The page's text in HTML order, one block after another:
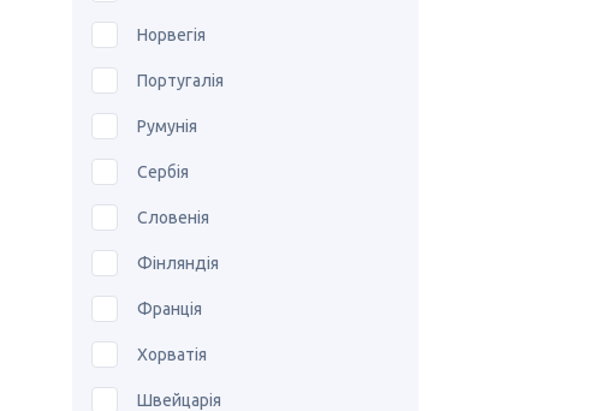
Норвегія
Португалія
Румунія
Сербія
Словенія
Фінляндія
Франція
Хорватія
Швейцарія